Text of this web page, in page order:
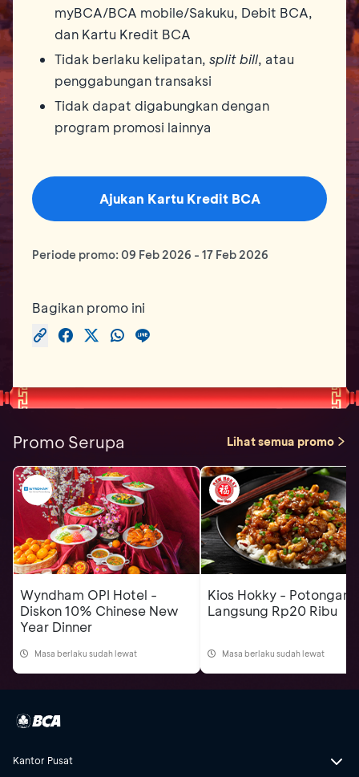
myBCA/BCA mobile/Sakuku, Debit BCA,
dan Kartu Kredit BCA
Tidak berlaku kelipatan, split bill, atau
penggabungan transaksi
Tidak dapat digabungkan dengan
program promosi lainnya
Ajukan Kartu Kredit BCA
Periode promo: 09 Feb 2026 - 17 Feb 2026
Bagikan promo ini
Promo Serupa Lihat semua promo
Wyndham OPI Hotel -
Diskon 10% Chinese New
Year Dinner
Masa berlaku sudah lewat
Kios Hokky - Potongan
Langsung Rp20 Ribu
Masa berlaku sudah lewat
Kantor Pusat